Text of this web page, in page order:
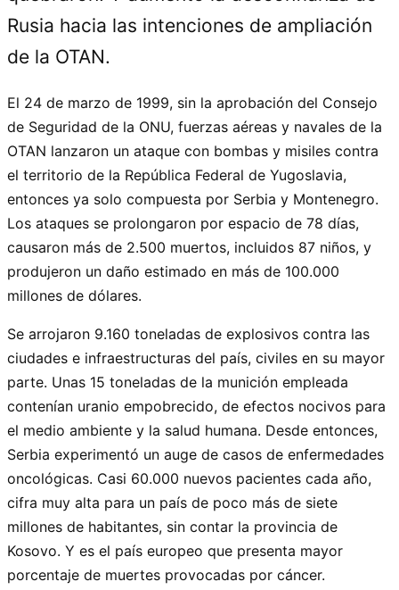
Rusia hacia las intenciones de ampliación
de la OTAN.
El 24 de marzo de 1999, sin la aprobación del Consejo
de Seguridad de la ONU, fuerzas aéreas y navales de la
OTAN lanzaron un ataque con bombas y misiles contra
el territorio de la República Federal de Yugoslavia,
entonces ya solo compuesta por Serbia y Montenegro.
Los ataques se prolongaron por espacio de 78 días,
causaron más de 2.500 muertos, incluidos 87 niños, y
produjeron un daño estimado en más de 100.000
millones de dólares.
Se arrojaron 9.160 toneladas de explosivos contra las
ciudades e infraestructuras del país, civiles en su mayor
parte. Unas 15 toneladas de la munición empleada
contenían uranio empobrecido, de efectos nocivos para
el medio ambiente y la salud humana. Desde entonces,
Serbia experimentó un auge de casos de enfermedades
oncológicas. Casi 60.000 nuevos pacientes cada año,
cifra muy alta para un país de poco más de siete
millones de habitantes, sin contar la provincia de
Kosovo. Y es el país europeo que presenta mayor
porcentaje de muertes provocadas por cáncer.